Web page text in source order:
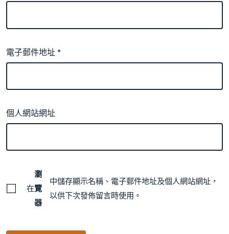
電子郵件地址*
個人網站網址
在
瀏
覽
器
中儲存顯示名稱、電子郵件地址及個人網站網址，
以供下次發佈留言時使用。